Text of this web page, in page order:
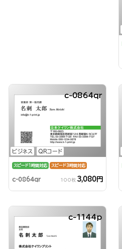
ビジネス QRコード
c-0864qr
スピード1時間対応 スピード3時間対応
c-0864qr 100枚 3,080円
c-1144p